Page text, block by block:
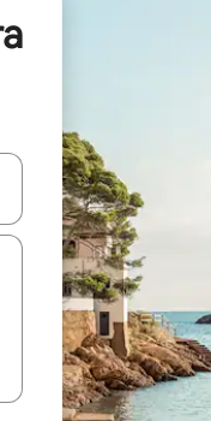
e shigjetave lart e